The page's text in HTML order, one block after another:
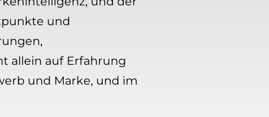
und
allein auf Erfahrung
und Marke, und im